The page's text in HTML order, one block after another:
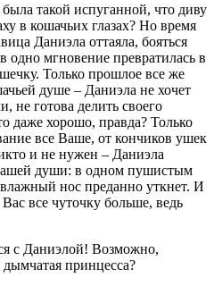
такой испуганной, что диву
в кошачьих глазах? Но время
Даниэла оттаяла, бояться
одно мгновение превратилась в
Только прошлое все же
душе – Даниэла не хочет
не готова делить своего
даже хорошо, правда? Только
все Ваше, от кончиков ушек
и не нужен – Даниэла
души: в одном пушистым
нос преданно уткнет. И
все чуточку больше, ведь
с Даниэлой! Возможно,
принцесса?